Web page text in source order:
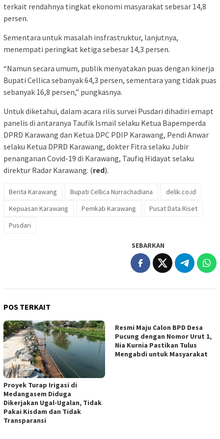
terkait rendahnya tingkat ekonomi masyarakat sebesar 14,8
persen.
Sementara untuk masalah insfrastruktur, lanjutnya,
menempati peringkat ketiga sebesar 14,3 persen.
“Namun secara umum, publik menyatakan puas dengan kinerja
Bupati Cellica sebanyak 64,3 persen, sementara yang tidak puas
sebanyak 16,8 persen,” pungkasnya.
Untuk diketahui, dalam acara rilis survei Pusdari dihadiri emapt
panelis di antaranya Taufik Ismail selaku Ketua Bapemperda
DPRD Karawang dan Ketua DPC PDIP Karawang, Pendi Anwar
selaku Ketua DPRD Karawang, dokter Fitra selaku Jubir
penanganan Covid-19 di Karawang, Taufiq Hidayat selaku
direktur Radar Karawang. (red).
Berita Karawang Bupati Cellica Nurrachadiana
delik.co.id
Kepuasan Karawang
Pemkab Karawang
Pusat Data Riset
Pusdari
SEBARKAN
POS TERKAIT
Proyek Turap Irigasi di
Medangasem Diduga
Dikerjakan Ugal-Ugalan, Tidak
Pakai Kisdam dan Tidak
Transparansi
Resmi Maju Calon BPD Desa
Pucung dengan Nomor Urut 1,
Nia Kurnia Pastikan Tulus
Mengabdi untuk Masyarakat